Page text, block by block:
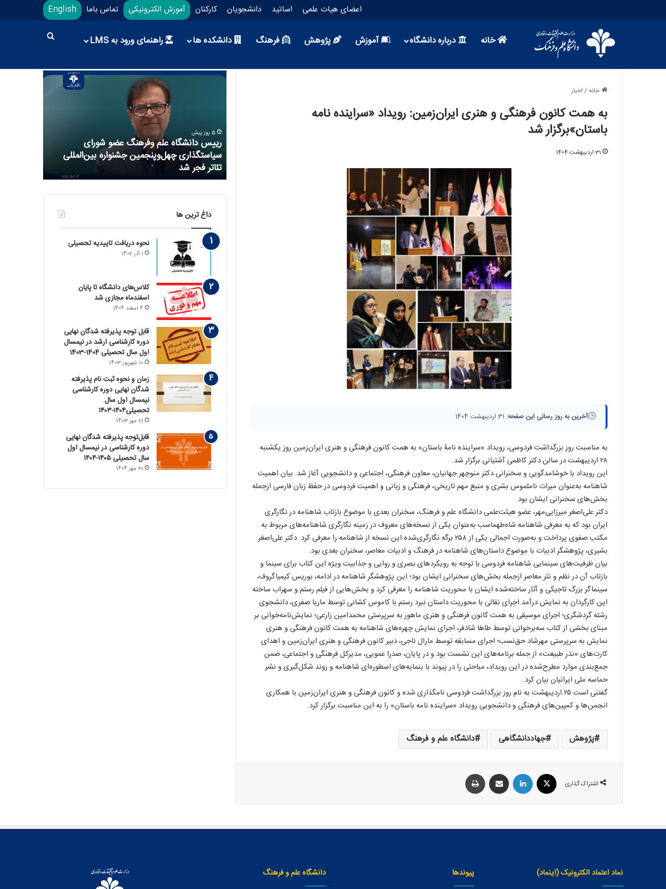
اعضای هیات علمی اساتید دانشجویان کارکنان آموزش الکترونیکی تماس باما English
خانه درباره دانشگاه آموزش پژوهش فرهنگ دانشکده ها راهنمای ورود به LMS
خانه/اخبار
به همت کانون فرهنگی و هنری ایران‌زمین: رویداد «سراینده‌ نامه
باستان»برگزار شد
31 اردیبهشت 1404
آخرین به روز رسانی این صفحه:
به مناسبت روز بزرگداشت فردوسی، رویداد «سراینده‌ نامۀ باستان» به همت کانون فرهنگی و هنری ایران‌زمین روز یکشنبه
۲۸ اردیبهشت در سالن دکتر کاظمی آشتیانی برگزار شد.
این رویداد با خوشامدگویی و سخنرانی دکتر منوچهر جهانیان، معاون فرهنگی، اجتماعی و دانشجویی آغاز شد. بیان اهمیت
شاهنامه به‌عنوان میراث ناملموس بشری و منبع مهم تاریخی، فرهنگی و زبانی و اهمیت فردوسی در حفظ زبان فارسی ازجمله
بخش‌های سخنرانی ایشان بود.
دکتر علی‌اصغر میرزایی‌مهر، عضو هیئت‌علمی دانشگاه علم و فرهنگ، سخنران بعدی با موضوع بازتاب شاهنامه در نگارگری
ایران بود که به معرفی شاهنامه شاه‌‌طهماسب به‌عنوان یکی از نسخه‌های معروف در زمینه نگارگری شاهنامه‌های مربوط به
مکتب صفوی‌ پرداخت و به‌صورت اجمالی یکی از ۲۵۸ برگه نگارگری‌شده این نسخه از شاهنامه را معرفی کرد. دکتر علی‌اصغر
بشیری، پژوهشگر ادبیات با موضوع داستان‌های شاهنامه در فرهنگ و ادبیات معاصر، سخنران بعدی بود.
بیان ظرفیت‌های سینمایی شاهنامه فردوسی با توجه به رویکردهای بصری و روایی و جذابیت ویژه این کتاب برای سینما و
بازتاب آن در نظم و نثر معاصر ازجمله بخش‌های سخنرانی ایشان بود؛ این پژوهشگر شاهنامه در ادامه، بوريس كيمياگروف،
سینماگر بزرگ تاجیکی و آثار ساخته‌شده ایشان با محوریت شاهنامه را معرفی کرد و بخش‌هایی از فیلم رستم و سهراب ساخته
این کارگردان به نمایش درآمد.اجرای نقالی با محوریت داستان نبرد رستم با کاموس کشانی توسط ماریا صفری، دانشجوی
رشته گردشگری؛ اجرای موسیقی به همت کانون فرهنگی و هنری ماهور به سرپرستی محمدامین زارعی؛ نمایش‌نامه‌خوانی بر
مبنای بخشی از کتاب سه‌برخوانی توسط طاها شادفر، اجرای نمایش چهره‌های شاهنامه به همت کانون فرهنگی و هنری
نمایش به سرپرستی مهرشاد حق‌نسب؛ اجرای مسابقه توسط مارال ناجی، دبیر کانون فرهنگی و هنری ایران‌زمین و اهدای
کارت‌های «نذر طبیعت» از جمله برنامه‌های این نشست بود و در پایان، صدرا عمویی، مدیرکل فرهنگی و اجتماعی، ضمن
جمع‌بندی موارد مطرح‌شده در این رویداد، مباحثی را در پیوند با بنمایه‌های اسطوره‌ای شاهنامه و روند شکل‌گیری و نشر
حماسه ملی ایرانیان بیان کرد.
گفتنی است ۲۵ اردیبهشت به نام روز بزرگداشت فردوسی نامگذاری شده و کانون فرهنگی و هنری ایران‌زمین با همکاری
انجمن‌ها و کمپین‌های فرهنگی و دانشجویی رویداد «سراینده‌ نامه باستان» را به این مناسبت برگزار کرد.
پژوهش جهاددانشگاهی دانشگاه علم و فرهنگ
اشتراک گذاری
1 هفته پیش
دانشگاه علم و فرهنگ و پژوهشگاه پلیمر و
بیوانفورماتیک
5 روز پیش
رییس دانشگاه علم وفرهنگ عضو شورای
سیاستگذاری چهل‌وپنجمین جشنواره بین‌المللی
تئاتر فجر شد
داغ ترین ها
نحوه دریافت تاییدیه تحصیلی
1 آذر 1402
کلاس‌های دانشگاه تا پایان
اسفندماه مجازی شد
4 اسفند 1404
قابل توجه پذیرفته‏ شدگان نهایی
دوره کارشناسی ارشد در نیمسال
اول سال تحصیلی 1404-1403
10 شهریور 1403
زمان و نحوه ثبت نام پذیرفته
‏شدگان نهایی دوره کارشناسی
نیمسال اول سال
تحصیلی۱۴۰۴-۱۴۰۳
21 مهر 1403
قابل‌توجه پذیرفته‏ شدگان نهایی
دوره کارشناسی در نیمسال اول
سال تحصیلی ۱۴۰۵-۱۴۰۴
20 مهر 1404
نماد اعتماد الکترونیک (اینماد) پیوندها دانشگاه علم و فرهنگ